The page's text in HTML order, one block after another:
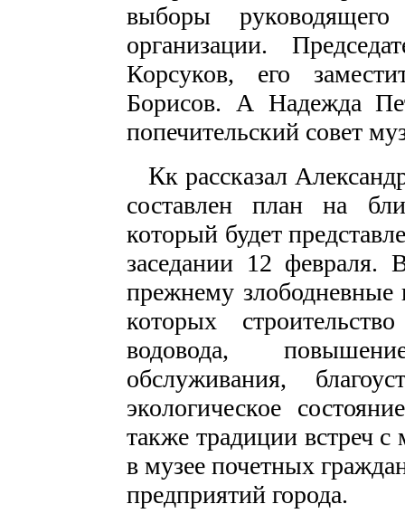
выборы
организации.
Корсуков, его
Борисов. А Надежда
попечительский совет
Кк рассказал
составлен план на
который будет
заседании 12 февраля.
прежнему
которых
водовода,
обслуживания,
экологическое
также традиции встреч
в музее почетных
предприятий города.